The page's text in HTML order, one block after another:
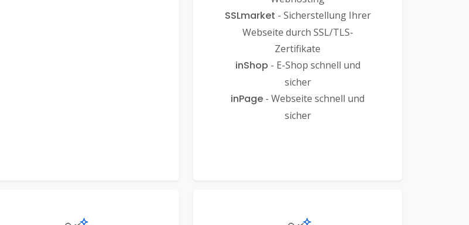
SSLmarket - Sicherstellung Ihrer
Webseite durch SSL/TLS-
Zertifikate
inShop - E-Shop schnell und
sicher
inPage - Webseite schnell und
sicher